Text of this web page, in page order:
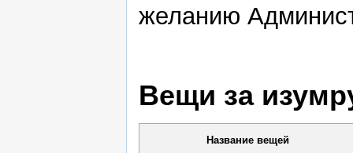
желанию
Вещи за
Название вещей